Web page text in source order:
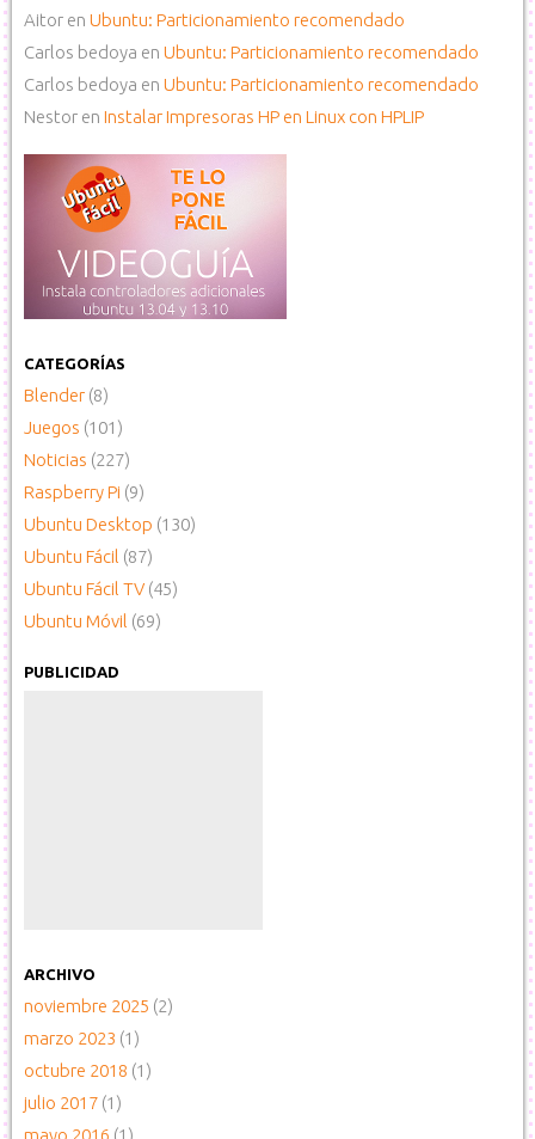
Aitor en Ubuntu: Particionamiento recomendado
Carlos bedoya en Ubuntu: Particionamiento recomendado
Carlos bedoya en Ubuntu: Particionamiento recomendado
Nestor en Instalar Impresoras HP en Linux con HPLIP
CATEGORÍAS
Blender (8)
Juegos (101)
Noticias (227)
Raspberry Pi (9)
Ubuntu Desktop (130)
Ubuntu Fácil (87)
Ubuntu Fácil TV (45)
Ubuntu Móvil (69)
PUBLICIDAD
ARCHIVO
noviembre 2025 (2)
marzo 2023 (1)
octubre 2018 (1)
julio 2017 (1)